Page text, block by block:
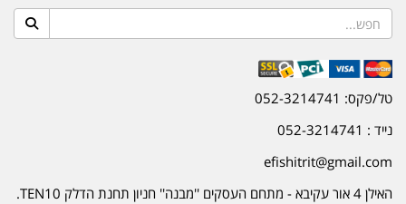
טל/פקס: 052-3214741
נייד : 052-3214741
efishitrit@gmail.com
האילן 4 אור עקיבא - מתחם העסקים ''מבנה'' חניון תחנת הדלק TEN10.